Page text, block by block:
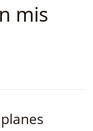
mis